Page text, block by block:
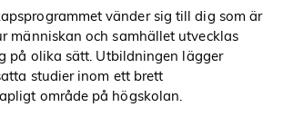
vänder sig till dig som är
människan och samhället utvecklas
på olika sätt. Utbildningen lägger
studier inom ett brett
område på högskolan.